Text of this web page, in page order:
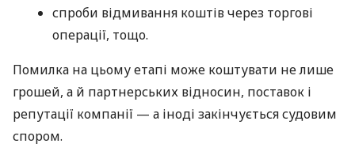
спроби відмивання коштів через торгові
операції, тощо.
Помилка на цьому етапі може коштувати не лише
грошей, а й партнерських відносин, поставок і
репутації компанії — а іноді закінчується судовим
спором.